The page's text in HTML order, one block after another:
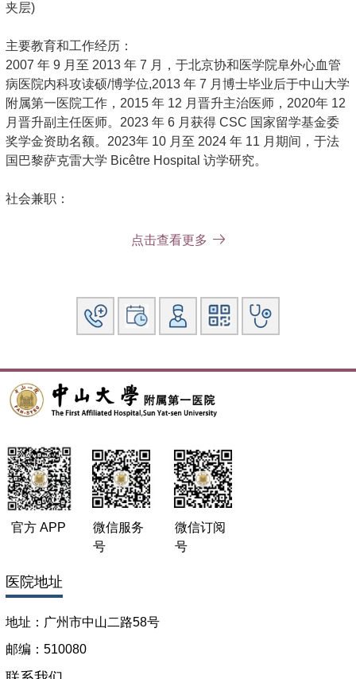
夹层)
主要教育和工作经历：
2007 年 9 月至 2013 年 7 月，于北京协和医学院阜外心血管
病医院内科攻读硕/博学位,2013 年 7 月博士毕业后于中山大学
附属第一医院工作，2015 年 12 月晋升主治医师，2020年 12
月晋升副主任医师。2023 年 6 月获得 CSC 国家留学基金委
奖学金资助名额。2023年 10 月至 2024 年 11 月期间，于法
国巴黎萨克雷大学 Bicêtre Hospital 访学研究。
社会兼职：
科合作共建，获得三明市政府嘉奖
博士学位，研究生阶段从事大动脉炎疾病研究并参与多项国自
然青年和面上项目。发表了 18F-FDG-PET 在大动脉炎疾病活
动性评估的研究，目前已经有 56 次引用。毕业后在中山大学
人，主持国自然青年项目一项和广东省自然项目一项。构建了
CKO 小鼠，获得主动脉表型。NT-proBNP 在三尖瓣置换术的
预后评估研究发表在 STCVS，杂志随文章发表了两篇评论肯
定了我们的研究工作。
点击查看更多
官方 APP
微信服务
号
微信订阅
号
医院地址
地址：广州市中山二路58号
邮编：510080